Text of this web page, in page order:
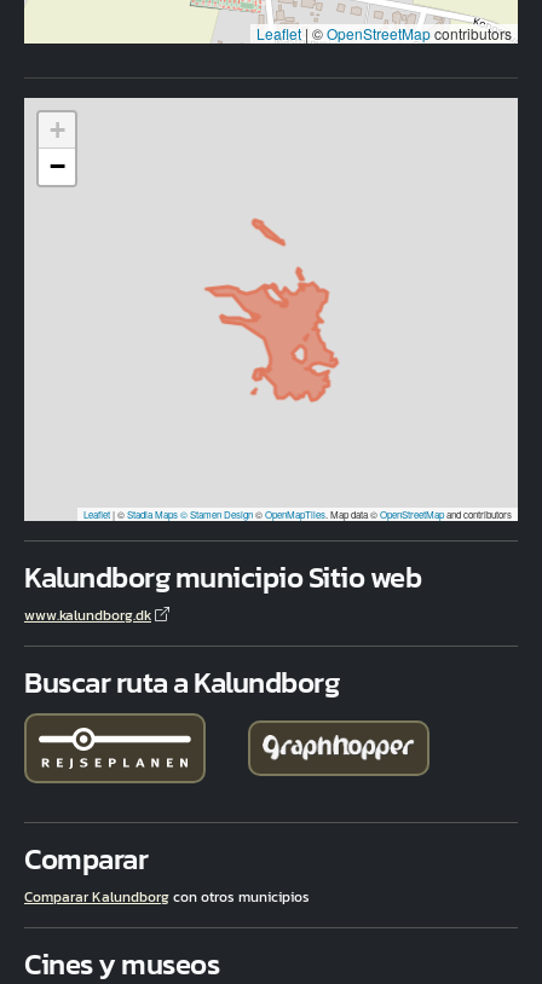
Leaflet | ©OpenStreetMapcontributors
+
−
Leaflet|©Stadia Maps© Stamen Design©OpenMapTiles . Map data ©OpenStreetMapand contributors
Kalundborg municipio Sitio web
www.kalundborg.dk
Buscar ruta a Kalundborg
Comparar
Comparar Kalundborgcon otros municipios
Cines y museos